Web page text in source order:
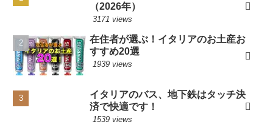
（2026年）
3171 views
在住者が選ぶ！イタリアのお土産お
すすめ20選
1939 views
イタリアのバス、地下鉄はタッチ決
済で快適です！
1539 views